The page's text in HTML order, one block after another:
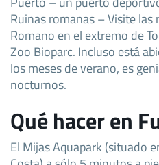
Ruinas romanas – Visite
Romano en el extremo de
Zoo Bioparc. Incluso está
los meses de verano, es
nocturnos.
Qué hacer en
El Mijas Aquapark (situado